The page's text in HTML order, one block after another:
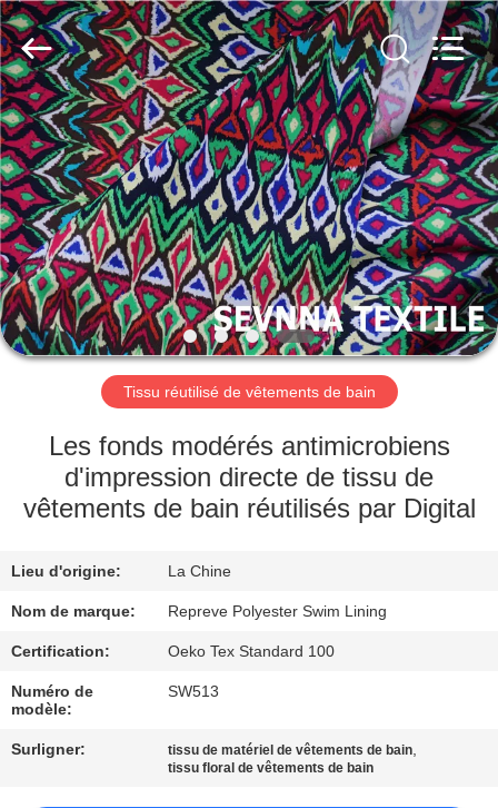
MAISON
PRODUITS
VR
SHOW
AU
SUJET
NOUS
D'USINE
CONTRÔLE
DE
QUALITÉ
2019
-
2026
SEVNNA
TEXTILE.
All
Rights
Reserved.
Tissu réutilisé de vêtements de bain
Les fonds modérés antimicrobiens
d'impression directe de tissu de
vêtements de bain réutilisés par Digital
Lieu d'origine: La Chine
Nom de marque: Repreve Polyester Swim Lining
Certification: Oeko Tex Standard 100
Numéro de
modèle:
SW513
Surligner: tissu de matériel de vêtements de bain,
tissu floral de vêtements de bain